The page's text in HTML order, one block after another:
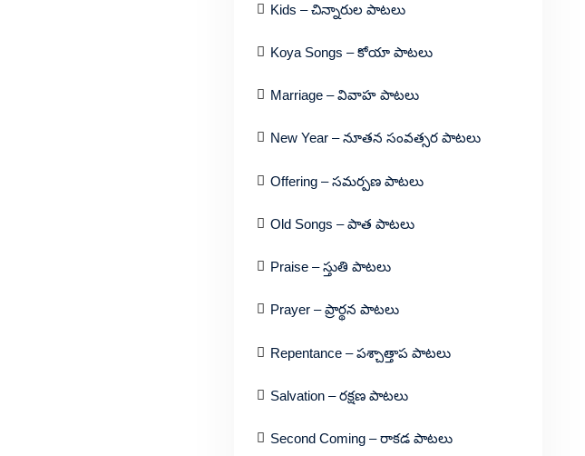
Kids – చిన్నారుల పాటలు
Koya Songs – కోయా పాటలు
Marriage – వివాహ పాటలు
New Year – నూతన సంవత్సర పాటలు
Offering – సమర్పణ పాటలు
Old Songs – పాత పాటలు
Praise – స్తుతి పాటలు
Prayer – ప్రార్థన పాటలు
Repentance – పశ్చాత్తాప పాటలు
Salvation – రక్షణ పాటలు
Second Coming – రాకడ పాటలు